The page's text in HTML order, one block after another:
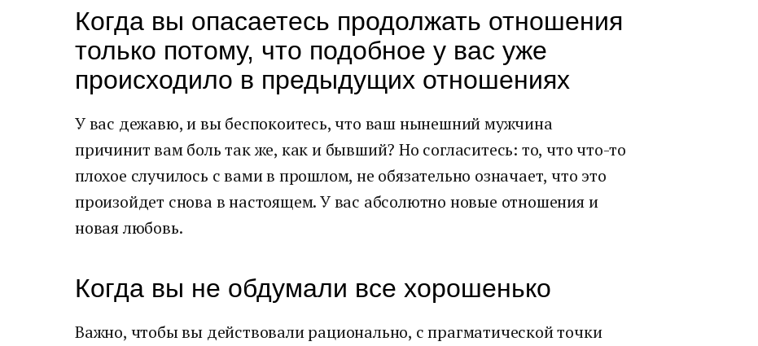
Когда вы опасаетесь продолжать отношения
только потому, что подобное у вас уже
происходило в предыдущих отношениях
У вас дежавю, и вы беспокоитесь, что ваш нынешний мужчина
причинит вам боль так же, как и бывший? Но согласитесь: то, что что-то
плохое случилось с вами в прошлом, не обязательно означает, что это
произойдет снова в настоящем. У вас абсолютно новые отношения и
новая любовь.
Когда вы не обдумали все хорошенько
Важно, чтобы вы действовали рационально, с прагматической точки